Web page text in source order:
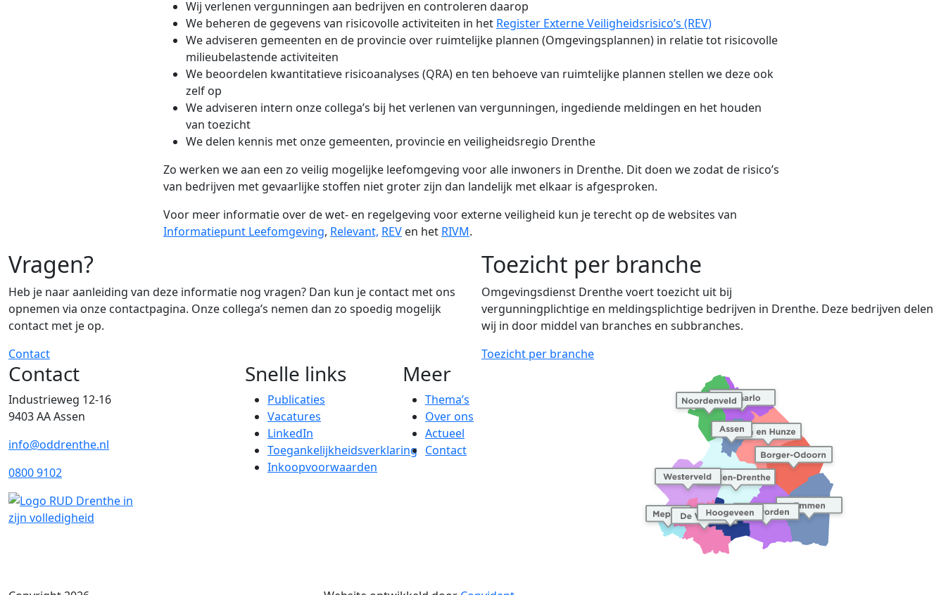
Wij verlenen vergunningen aan bedrijven en controleren daarop
We beheren de gegevens van risicovolle activiteiten in het Register Externe Veiligheidsrisico’s (REV)
We adviseren gemeenten en de provincie over ruimtelijke plannen (Omgevingsplannen) in relatie tot risicovolle
milieubelastende activiteiten
We beoordelen kwantitatieve risicoanalyses (QRA) en ten behoeve van ruimtelijke plannen stellen we deze ook
zelf op
We adviseren intern onze collega’s bij het verlenen van vergunningen, ingediende meldingen en het houden
van toezicht
We delen kennis met onze gemeenten, provincie en veiligheidsregio Drenthe
Zo werken we aan een zo veilig mogelijke leefomgeving voor alle inwoners in Drenthe. Dit doen we zodat de risico’s
van bedrijven met gevaarlijke stoffen niet groter zijn dan landelijk met elkaar is afgesproken.
Voor meer informatie over de wet- en regelgeving voor externe veiligheid kun je terecht op de websites van
Informatiepunt Leefomgeving, Relevant, REV en het RIVM.
Vragen?
Heb je naar aanleiding van deze informatie nog vragen? Dan kun je contact met ons
opnemen via onze contactpagina. Onze collega’s nemen dan zo spoedig mogelijk
contact met je op.
Contact
Toezicht per branche
Omgevingsdienst Drenthe voert toezicht uit bij
vergunningplichtige en meldingsplichtige bedrijven in Drenthe. Deze bedrijven delen
wij in door middel van branches en subbranches.
Toezicht per branche
Contact
Industrieweg 12-16
9403 AA Assen
info@oddrenthe.nl
0800 9102
Snelle links
Publicaties
Vacatures
LinkedIn
Toegankelijkheidsverklaring
Inkoopvoorwaarden
Meer
Thema’s
Over ons
Actueel
Contact